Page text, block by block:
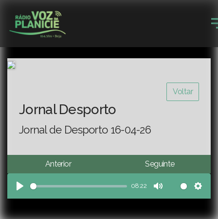
Voltar
Jornal Desporto
Jornal de Desporto 16-04-26
Anterior Seguinte
Play
08:22
Mute